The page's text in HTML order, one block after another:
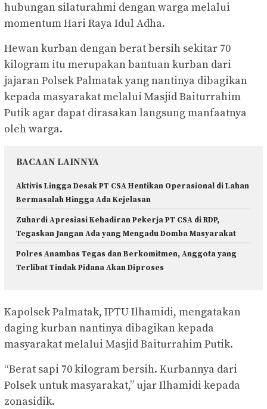
hubungan silaturahmi dengan warga melalui
momentum Hari Raya Idul Adha.
Hewan kurban dengan berat bersih sekitar 70
kilogram itu merupakan bantuan kurban dari
jajaran Polsek Palmatak yang nantinya dibagikan
kepada masyarakat melalui Masjid Baiturrahim
Putik agar dapat dirasakan langsung manfaatnya
oleh warga.
BACAAN LAINNYA
Aktivis Lingga Desak PT CSA Hentikan Operasional di Lahan
Bermasalah Hingga Ada Kejelasan
Zuhardi Apresiasi Kehadiran Pekerja PT CSA di RDP,
Tegaskan Jangan Ada yang Mengadu Domba Masyarakat
Polres Anambas Tegas dan Berkomitmen, Anggota yang
Terlibat Tindak Pidana Akan Diproses
Kapolsek Palmatak, IPTU Ilhamidi, mengatakan
daging kurban nantinya dibagikan kepada
masyarakat melalui Masjid Baiturrahim Putik.
“Berat sapi 70 kilogram bersih. Kurbannya dari
Polsek untuk masyarakat,” ujar Ilhamidi kepada
zonasidik.